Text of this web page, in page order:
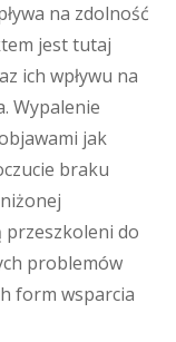
na zdolność
jest tutaj
ich wpływu na
Wypalenie
jak
braku
przeszkoleni do
problemów
form wsparcia